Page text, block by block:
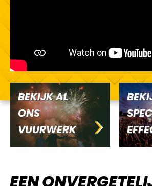
BEKIJK AL
ONS
VUURWERK